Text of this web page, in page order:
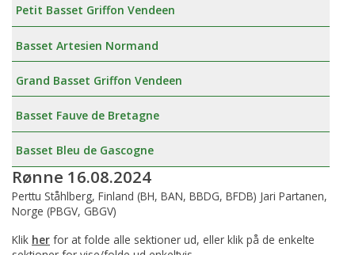
Petit Basset Griffon Vendeen
Basset Artesien Normand
Grand Basset Griffon Vendeen
Basset Fauve de Bretagne
Basset Bleu de Gascogne
Rønne 16.08.2024
Perttu Ståhlberg, Finland (BH, BAN, BBDG, BFDB) Jari Partanen,
Norge (PBGV, GBGV)
Klik her for at folde alle sektioner ud, eller klik på de enkelte